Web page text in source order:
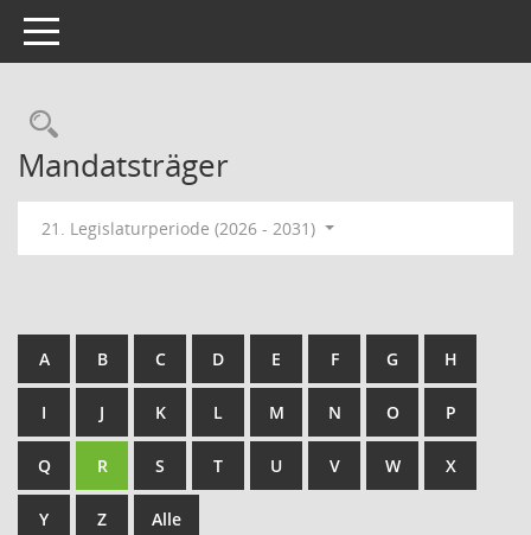
Toggle navigation
Rechercheauswahl
Mandatsträger
21. Legislaturperiode (2026 - 2031)
A B C D E F G H
I J K L M N O P
Q R S T U V W X
Y Z Alle